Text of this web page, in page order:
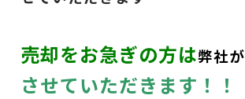
売却をお急ぎの方は弊社が
させていただきます！！